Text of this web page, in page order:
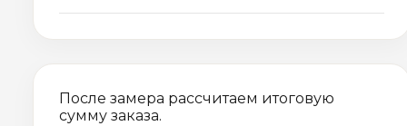
После замера рассчитаем итоговую
сумму заказа.